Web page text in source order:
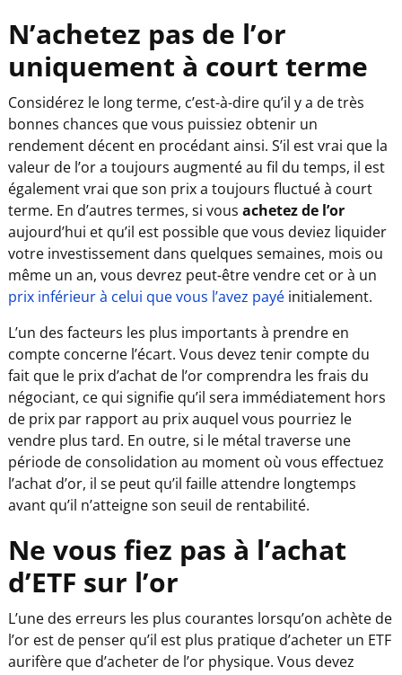
N’achetez pas de l’or
uniquement à court terme
Considérez le long terme, c’est-à-dire qu’il y a de très
bonnes chances que vous puissiez obtenir un
rendement décent en procédant ainsi. S’il est vrai que la
valeur de l’or a toujours augmenté au fil du temps, il est
également vrai que son prix a toujours fluctué à court
terme. En d’autres termes, si vous achetez de l’or
aujourd’hui et qu’il est possible que vous deviez liquider
votre investissement dans quelques semaines, mois ou
même un an, vous devrez peut-être vendre cet or à un
prix inférieur à celui que vous l’avez payéinitialement.
L’un des facteurs les plus importants à prendre en
compte concerne l’écart. Vous devez tenir compte du
fait que le prix d’achat de l’or comprendra les frais du
négociant, ce qui signifie qu’il sera immédiatement hors
de prix par rapport au prix auquel vous pourriez le
vendre plus tard. En outre, si le métal traverse une
période de consolidation au moment où vous effectuez
l’achat d’or, il se peut qu’il faille attendre longtemps
avant qu’il n’atteigne son seuil de rentabilité.
Ne vous fiez pas à l’achat
d’ETF sur l’or
L’une des erreurs les plus courantes lorsqu’on achète de
l’or est de penser qu’il est plus pratique d’acheter un ETF
aurifère que d’acheter de l’or physique. Vous devez